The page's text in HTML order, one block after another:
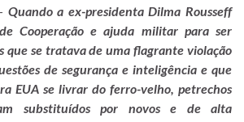
Quando a ex-presidenta Dilma Rousseff
Cooperação e ajuda militar para ser
que se tratava de uma flagrante violação
de segurança e inteligência e que
EUA se livrar do ferro-velho, petrechos
substituídos por novos e de alta